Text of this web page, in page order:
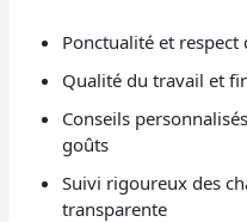
Ponctualité et respect
Qualité du travail et
Conseils
goûts
Suivi rigoureux des
transparente